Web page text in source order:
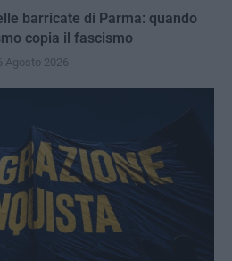
barricate di Parma: quando
copia il fascismo
Agosto 2026